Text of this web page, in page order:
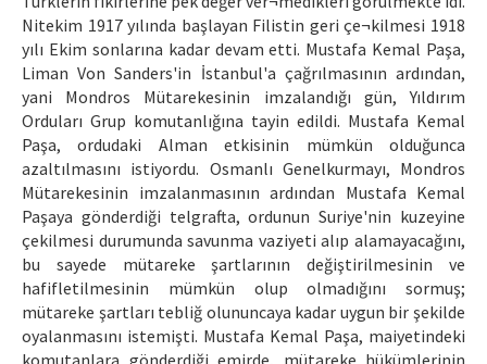
Nitekim 1917 yılında başlayan Filistin geri çe¬kilmesi 1918
yılı Ekim sonlarına kadar devam etti. Mustafa Kemal Paşa,
Liman Von Sanders'in İstanbul'a çağrılmasının ardından,
yani Mondros Mütarekesinin imzalandığı gün, Yıldırım
Orduları Grup komutanlığına tayin edildi. Mustafa Kemal
Paşa, ordudaki Alman etkisinin mümkün olduğunca
azaltılmasını istiyordu. Osmanlı Genelkurmayı, Mondros
Mütarekesinin imzalanmasının ardından Mustafa Kemal
Paşaya gönderdiği telgrafta, ordunun Suriye'nin kuzeyine
çekilmesi durumunda savunma vaziyeti alıp alamayacağını,
bu sayede mütareke şartlarının değiştirilmesinin ve
hafifletilmesinin mümkün olup olmadığını sormuş;
mütareke şartları tebliğ olununcaya kadar uygun bir şekilde
oyalanmasını istemişti. Mustafa Kemal Paşa, maiyetindeki